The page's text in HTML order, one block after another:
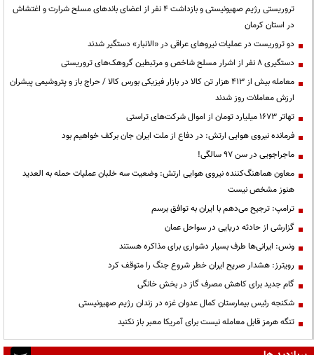
تروریستی رژیم صهیونیستی و بازداشت ۴ نفر از اعضای باندهای مسلح شرارت و اغتشاش
در استان کرمان
دو تروریست در عملیات نیروهای عراقی در «الانبار» دستگیر شدند
دستگیری ۸ نفر از اشرار مسلح شاخص و مرتبطین گروهک‌های تروریستی
معامله بیش از ۴۱۳ هزار تن کالا در بازار فیزیکی بورس کالا / حراج باز و پتروشیمی پیشران
ارزش معاملات روز شدند
تهاتر ۱۶۷۳ میلیارد تومان از اموال شرکت‌های تراستی
فرمانده نیروی هوایی ارتش: در دفاع از ملت ایران جان برکف خواهیم بود
ماجراجویی در سن ۹۷ سالگی!
معاون هماهنگ‌کننده نیروی هوایی ارتش: وضعیت سه خلبان عملیات حمله به العدید
هنوز مشخص نیست
ترامپ: ترجیح می‌دهم با ایران به توافق برسم
گزارشی از حادثه دریایی در سواحل عمان
ونس: ایرانی‌ها طرف بسیار دشواری برای مذاکره هستند
رویترز: هشدار صریح ایران خطر شروع جنگ را متوقف کرد
گام جدید برای کاهش مصرف گاز در بخش خانگی
شکنجه رئیس بیمارستان کمال عدوان غزه در زندان رژیم صهیونیستی
تنگه هرمز قابل معامله نیست برای آمریکا معبر باز نکنید